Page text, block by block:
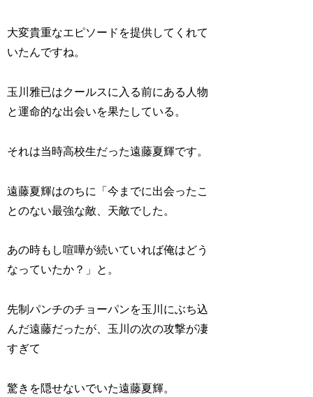
大変貴重なエピソードを提供してくれて
いたんですね。
玉川雅已はクールスに入る前にある人物
と運命的な出会いを果たしている。
それは当時高校生だった遠藤夏輝です。
遠藤夏輝はのちに「今までに出会ったこ
とのない最強な敵、天敵でした。
あの時もし喧嘩が続いていれば俺はどう
なっていたか？」と。
先制パンチのチョーパンを玉川にぶち込
んだ遠藤だったが、玉川の次の攻撃が凄
すぎて
驚きを隠せないでいた遠藤夏輝。